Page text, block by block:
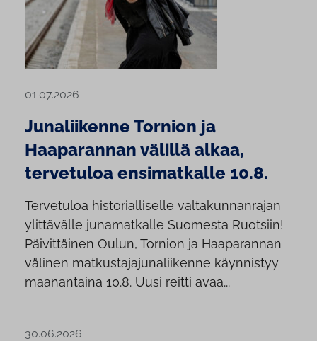
01.07.2026
Junaliikenne Tornion ja
Haaparannan välillä alkaa,
tervetuloa ensimatkalle 10.8.
Tervetuloa historialliselle valtakunnanrajan
ylittävälle junamatkalle Suomesta Ruotsiin!
Päivittäinen Oulun, Tornion ja Haaparannan
välinen matkustajajunaliikenne käynnistyy
maanantaina 10.8. Uusi reitti avaa...
30.06.2026